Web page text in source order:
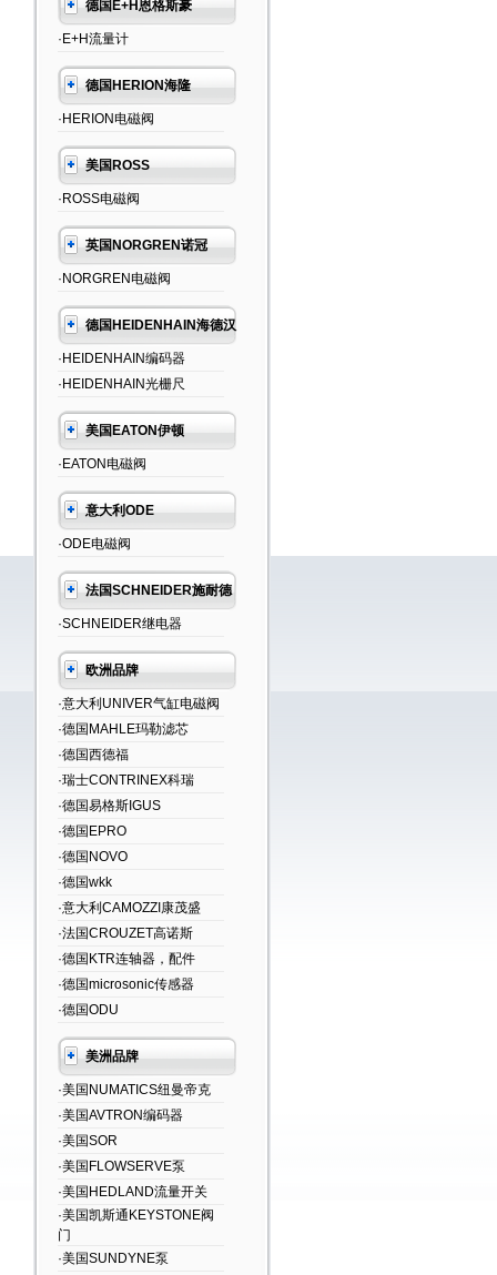
德国E+H恩格斯豪
·E+H流量计
德国HERION海隆
·HERION电磁阀
美国ROSS
·ROSS电磁阀
英国NORGREN诺冠
·NORGREN电磁阀
德国HEIDENHAIN海德汉
·HEIDENHAIN编码器
·HEIDENHAIN光栅尺
美国EATON伊顿
·EATON电磁阀
意大利ODE
·ODE电磁阀
法国SCHNEIDER施耐德
·SCHNEIDER继电器
欧洲品牌
·意大利UNIVER气缸电磁阀
·德国MAHLE玛勒滤芯
·德国西德福
·瑞士CONTRINEX科瑞
·德国易格斯IGUS
·德国EPRO
·德国NOVO
·德国wkk
·意大利CAMOZZI康茂盛
·法国CROUZET高诺斯
·德国KTR连轴器，配件
·德国microsonic传感器
·德国ODU
美洲品牌
·美国NUMATICS纽曼帝克
·美国AVTRON编码器
·美国SOR
·美国FLOWSERVE泵
·美国HEDLAND流量开关
·美国凯斯通KEYSTONE阀
门
·美国SUNDYNE泵